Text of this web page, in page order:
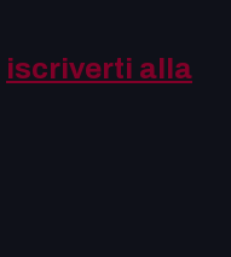
iscriverti alla